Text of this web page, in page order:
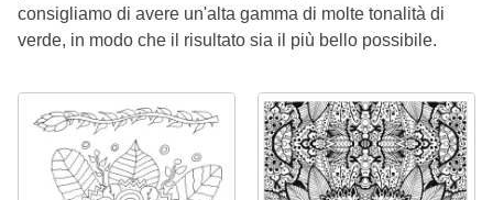
consigliamo di avere un'alta gamma di molte tonalità di
verde, in modo che il risultato sia il più bello possibile.